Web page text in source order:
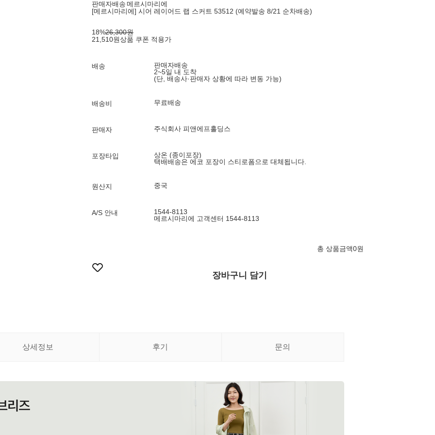
판매자배송메르시마리에
[메르시마리에] 시어 레이어드 랩 스커트 53512 (예약발송 8/21 순차배송)
18%26,300원
21,510원상품 쿠폰 적용가
배송
판매자배송
2~5일 내 도착
(단, 배송사·판매자 상황에 따라 변동 가능)
배송비 무료배송
판매자 주식회사 피앤에프홀딩스
포장타입
상온 (종이포장)
택배배송은 에코 포장이 스티로폼으로 대체됩니다.
원산지 중국
A/S 안내
1544-8113
메르시마리에 고객센터 1544-8113
총 상품금액0원
장바구니 담기
상세정보 후기 문의